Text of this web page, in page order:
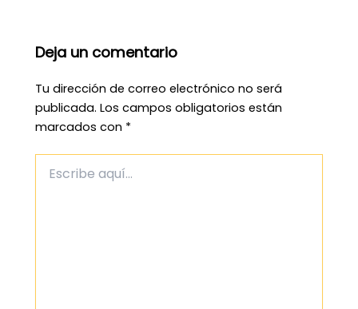
Deja un comentario
Tu dirección de correo electrónico no será
publicada. Los campos obligatorios están
marcados con *
aquí...